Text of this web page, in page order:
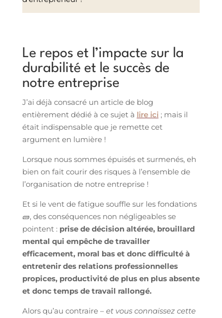
Le repos et l’impacte sur la
durabilité et le succès de
notre entreprise
J’ai déjà consacré un article de blog
entièrement dédié à ce sujet à lire ici; mais il
était indispensable que je remette cet
argument en lumière !
Lorsque nous sommes épuisés et surmenés, eh
bien on fait courir des risques à l’ensemble de
l’organisation de notre entreprise !
Et si le vent de fatigue souffle sur les fondations
🧱, des conséquences non négligeables se
pointent : prise de décision altérée, brouillard
mental qui empêche de travailler
efficacement, moral bas et donc difficulté à
entretenir des relations professionnelles
propices, productivité de plus en plus absente
et donc temps de travail rallongé.
Alors qu’au contraire – et vous connaissez cette